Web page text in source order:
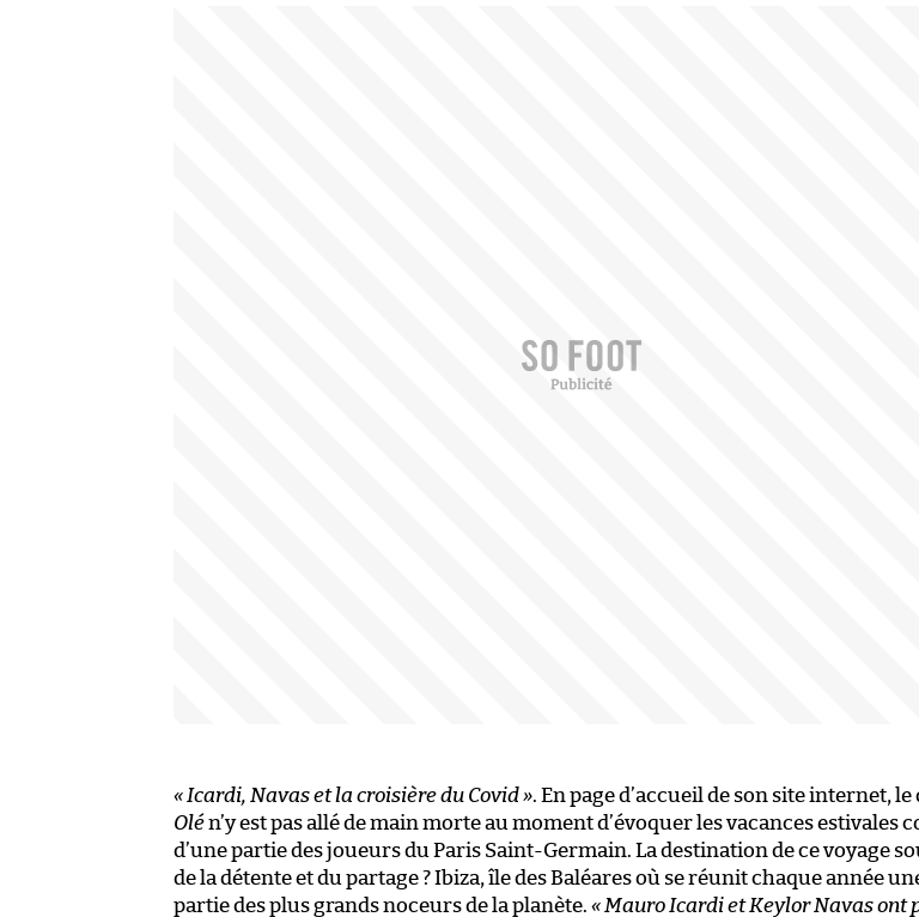
« Icardi, Navas et la croisière du Covid ». En page d’accueil de son site internet,
Olén’y est pas allé de main morte au moment d’évoquer les vacances estivales
d’une partie des joueurs du Paris Saint-Germain. La destination de ce voyage
de la détente et du partage ? Ibiza, île des Baléares où se réunit chaque année
partie des plus grands noceurs de la planète. « Mauro Icardi et Keylor Navas ont